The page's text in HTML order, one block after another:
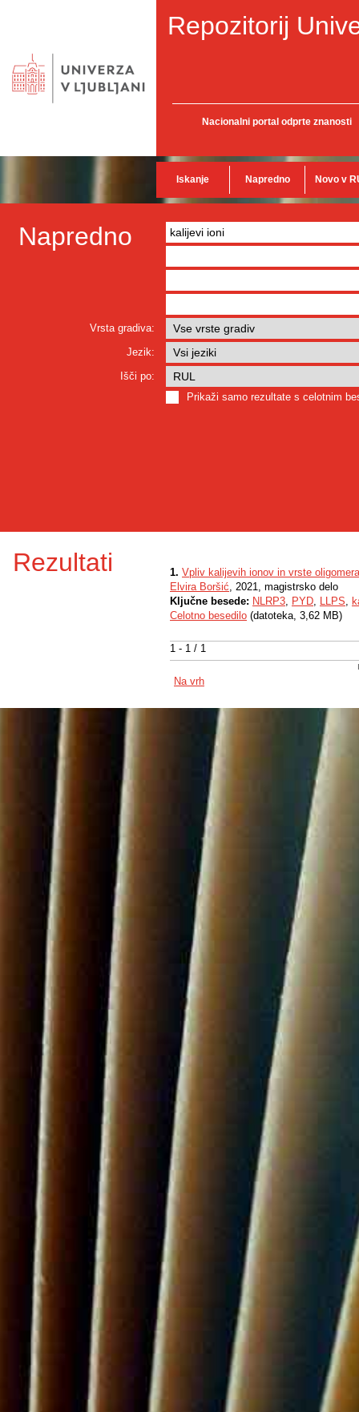
Repozitorij
Nacionalni portal odprte znanosti
Iskanje Napredno Novo v
Napredno
Vrsta gradiva:
Jezik:
Išči po:
Prikaži samo rezultate s celotnim
Rezultati
1 - 1 / 1
1. Vpliv kalijevih ionov in vrste
Elvira Boršić, 2021, magistrsko delo
Ključne besede: NLRP3, PYD, LLPS,
Celotno besedilo (datoteka, 3,62 MB)
Na vrh